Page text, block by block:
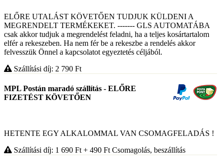
ELŐRE UTALÁST KÖVETŐEN TUDJUK KÜLDENI A
MEGRENDELT TERMÉKEKET. ------- GLS AUTOMATÁBA
csak akkor tudjuk a megrendelést feladni, ha a teljes kosártartalom
elfér a rekeszeben. Ha nem fér be a rekeszbe a rendelés akkor
felvesszük Önnel a kapcsolatot egyeztetés céljából.
Szállítási díj: 2 790 Ft
MPL Postán maradó szállítás - ELŐRE
FIZETÉST KÖVETŐEN
HETENTE EGY ALKALOMMAL VAN CSOMAGFELADÁS !
Szállítási díj: 1 690 Ft + 490 Ft Csomagolás, beszállítás